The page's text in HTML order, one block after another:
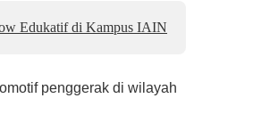
Edukatif di Kampus IAIN
penggerak di wilayah